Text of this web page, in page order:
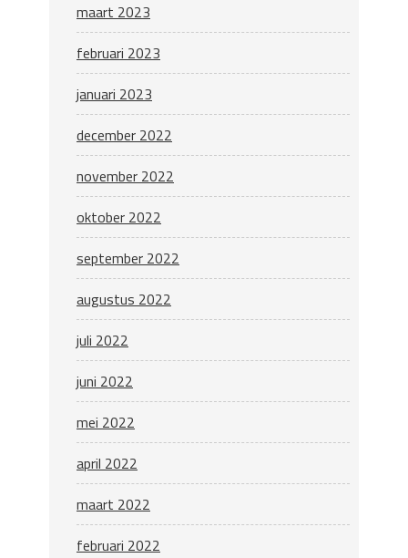
maart 2023
februari 2023
januari 2023
december 2022
november 2022
oktober 2022
september 2022
augustus 2022
juli 2022
juni 2022
mei 2022
april 2022
maart 2022
februari 2022